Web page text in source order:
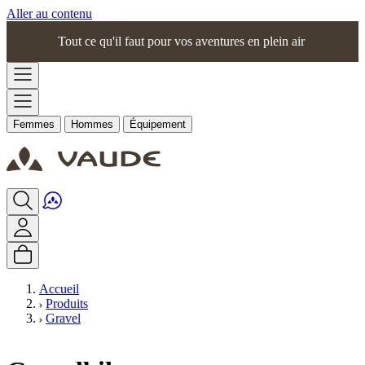
Aller au contenu
Tout ce qu'il faut pour vos aventures en plein air
Femmes Hommes Équipement
Accueil
Produits
Gravel